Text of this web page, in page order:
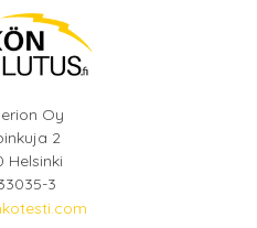
Oy
2
Helsinki
3